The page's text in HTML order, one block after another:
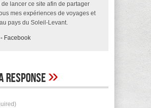
lancer ce site afin de partager
mes expériences de voyages et
pays du Soleil-Levant.
- Facebook
Response»